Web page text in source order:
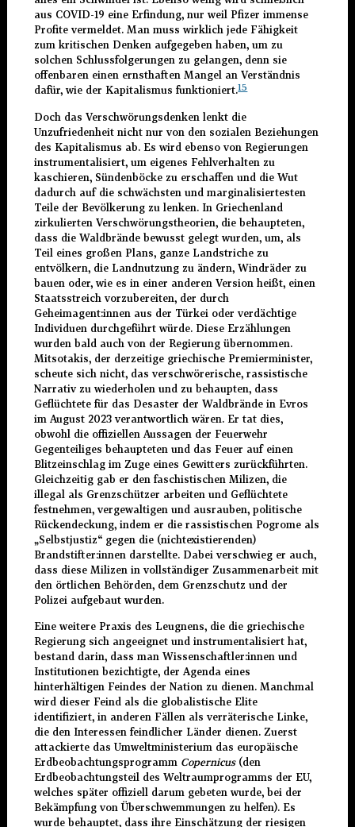
aus COVID-19 eine Erfindung, nur weil Pfizer immense
Profite vermeldet. Man muss wirklich jede Fähigkeit
zum kritischen Denken aufgegeben haben, um zu
solchen Schlussfolgerungen zu gelangen, denn sie
offenbaren einen ernsthaften Mangel an Verständnis
dafür, wie der Kapitalismus funktioniert.15
Doch das Verschwörungsdenken lenkt die
Unzufriedenheit nicht nur von den sozialen Beziehungen
des Kapitalismus ab. Es wird ebenso von Regierungen
instrumentalisiert, um eigenes Fehlverhalten zu
kaschieren, Sündenböcke zu erschaffen und die Wut
dadurch auf die schwächsten und marginalisiertesten
Teile der Bevölkerung zu lenken. In Griechenland
zirkulierten Verschwörungstheorien, die behaupteten,
dass die Waldbrände bewusst gelegt wurden, um, als
Teil eines großen Plans, ganze Landstriche zu
entvölkern, die Landnutzung zu ändern, Windräder zu
bauen oder, wie es in einer anderen Version heißt, einen
Staatsstreich vorzubereiten, der durch
Geheimagent:innen aus der Türkei oder verdächtige
Individuen durchgeführt würde. Diese Erzählungen
wurden bald auch von der Regierung übernommen.
Mitsotakis, der derzeitige griechische Premierminister,
scheute sich nicht, das verschwörerische, rassistische
Narrativ zu wiederholen und zu behaupten, dass
Geflüchtete für das Desaster der Waldbrände in Evros
im August 2023 verantwortlich wären. Er tat dies,
obwohl die offiziellen Aussagen der Feuerwehr
Gegenteiliges behaupteten und das Feuer auf einen
Blitzeinschlag im Zuge eines Gewitters zurückführten.
Gleichzeitig gab er den faschistischen Milizen, die
illegal als Grenzschützer arbeiten und Geflüchtete
festnehmen, vergewaltigen und ausrauben, politische
Rückendeckung, indem er die rassistischen Pogrome als
„Selbstjustiz“ gegen die (nichtexistierenden)
Brandstifter:innen darstellte. Dabei verschwieg er auch,
dass diese Milizen in vollständiger Zusammenarbeit mit
den örtlichen Behörden, dem Grenzschutz und der
Polizei aufgebaut wurden.
Eine weitere Praxis des Leugnens, die die griechische
Regierung sich angeeignet und instrumentalisiert hat,
bestand darin, dass man Wissenschaftler:innen und
Institutionen bezichtigte, der Agenda eines
hinterhältigen Feindes der Nation zu dienen. Manchmal
wird dieser Feind als die globalistische Elite
identifiziert, in anderen Fällen als verräterische Linke,
die den Interessen feindlicher Länder dienen. Zuerst
attackierte das Umweltministerium das europäische
Erdbeobachtungsprogramm Copernicus(den
Erdbeobachtungsteil des Weltraumprogramms der EU,
welches später offiziell darum gebeten wurde, bei der
Bekämpfung von Überschwemmungen zu helfen). Es
wurde behauptet, dass ihre Einschätzung der riesigen